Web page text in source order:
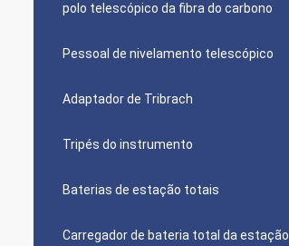
polo telescópico da fibra do carbono
Pessoal de nivelamento telescópico
Adaptador de Tribrach
Tripés do instrumento
Baterias de estação totais
Carregador de bateria total da estação